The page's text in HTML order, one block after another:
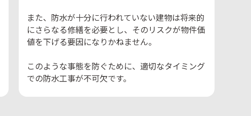
また、防水が十分に行われていない建物は将来的
にさらなる修繕を必要とし、そのリスクが物件価
値を下げる要因になりかねません。
このような事態を防ぐために、適切なタイミング
での防水工事が不可欠です。